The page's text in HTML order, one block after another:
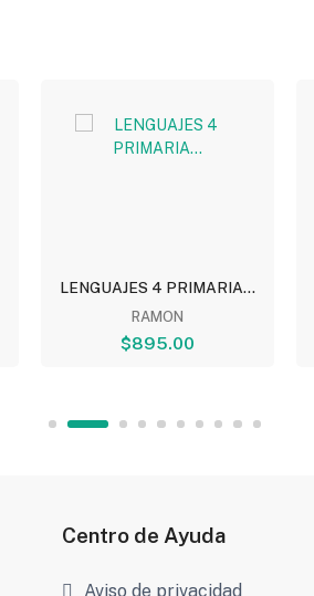
LENGUAJES 4 PRIMARIA...
RAMON
$895.00
Centro de Ayuda
Aviso de privacidad